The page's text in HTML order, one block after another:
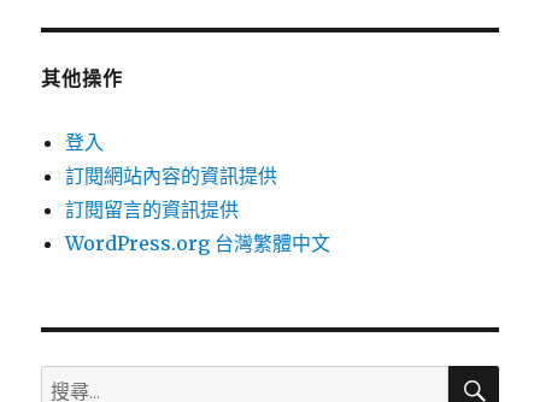
其他操作
登入
訂閱網站內容的資訊提供
訂閱留言的資訊提供
WordPress.org 台灣繁體中文
搜
搜